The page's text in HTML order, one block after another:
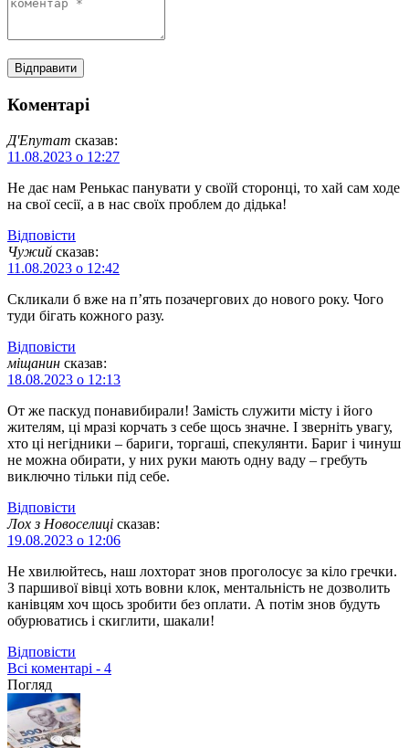
Коментарі
Д'Епутат сказав:
11.08.2023 о 12:27
Не дає нам Ренькас панувати у своїй сторонці, то хай сам ходе
на свої сесії, а в нас своїх проблем до дідька!
Відповіcти
Чужий сказав:
11.08.2023 о 12:42
Скликали б вже на п’ять позачергових до нового року. Чого
туди бігать кожного разу.
Відповіcти
міщанин сказав:
18.08.2023 о 12:13
От же паскуд понавибирали! Замість служити місту і його
жителям, ці мразі корчать з себе щось значне. І зверніть увагу,
хто ці негідники – бариги, торгаші, спекулянти. Бариг і чинуш
не можна обирати, у них руки мають одну ваду – гребуть
виключно тільки під себе.
Відповіcти
Лох з Новоселиці сказав:
19.08.2023 о 12:06
Не хвилюйтесь, наш лохторат знов проголосує за кіло гречки.
З паршивої вівці хоть вовни клок, ментальність не дозволить
канівцям хоч щось зробити без оплати. А потім знов будуть
обурюватись і скиглити, шакали!
Відповіcти
Всі коментарі - 4
Погляд